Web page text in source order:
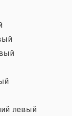
левый